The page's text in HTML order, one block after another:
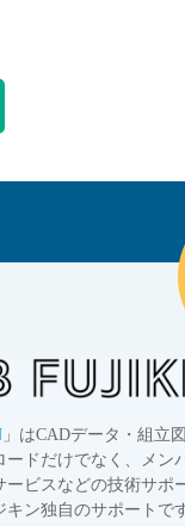
」はCADデータ・組立
ードだけでなく、メン
ービスなどの技術サポ
ン独自のサポートで